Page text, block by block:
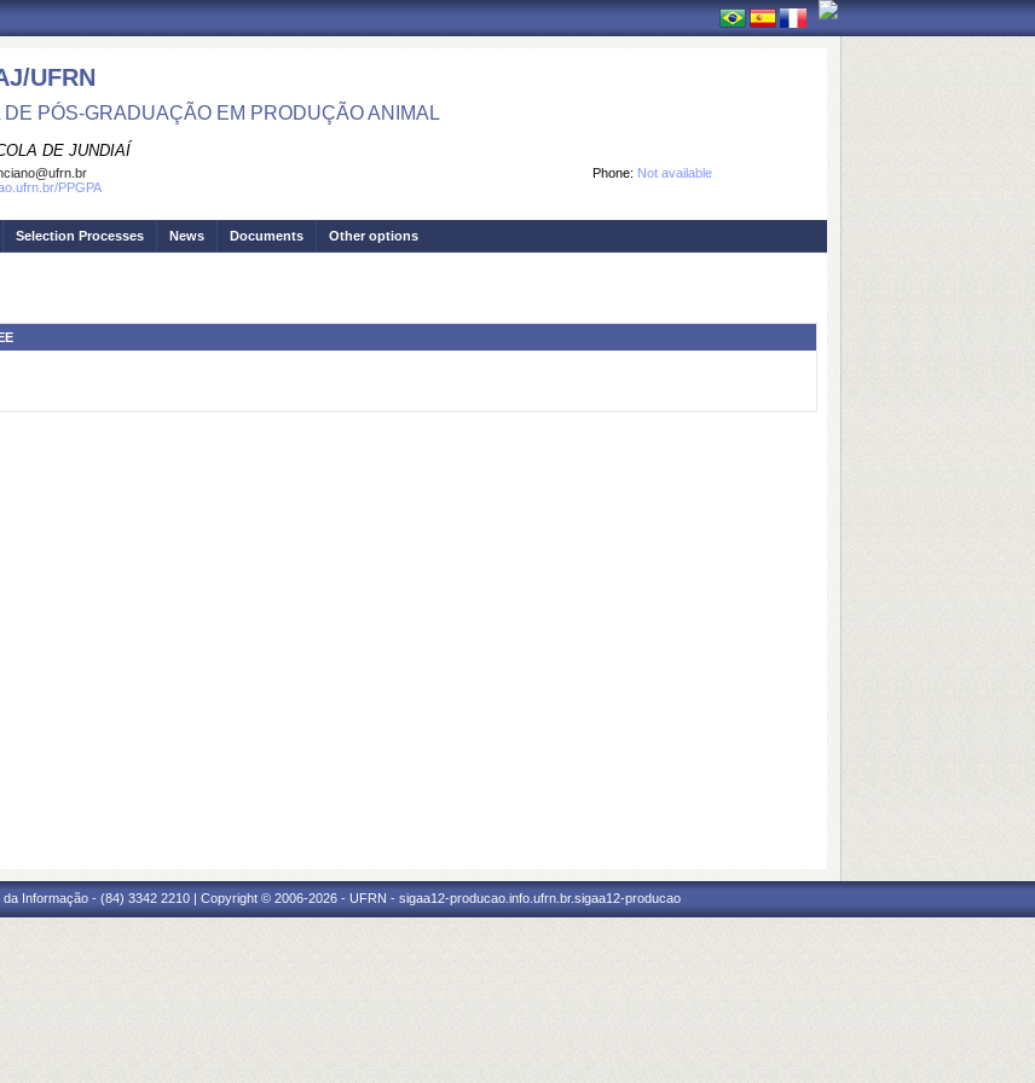
UFRN
DE PÓS-GRADUAÇÃO EM PRODUÇÃO ANIMAL
DE JUNDIAÍ
Phone: Not available
PPGPA
Selection Processes News Documents Other options
da Informação - (84) 3342 2210 | Copyright © 2006-2026 - UFRN - sigaa12-producao.info.ufrn.br.sigaa12-producao